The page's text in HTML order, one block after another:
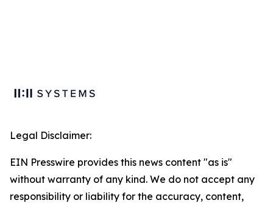
Legal Disclaimer:
EIN Presswire provides this news content "as is"
without warranty of any kind. We do not accept any
responsibility or liability for the accuracy, content,